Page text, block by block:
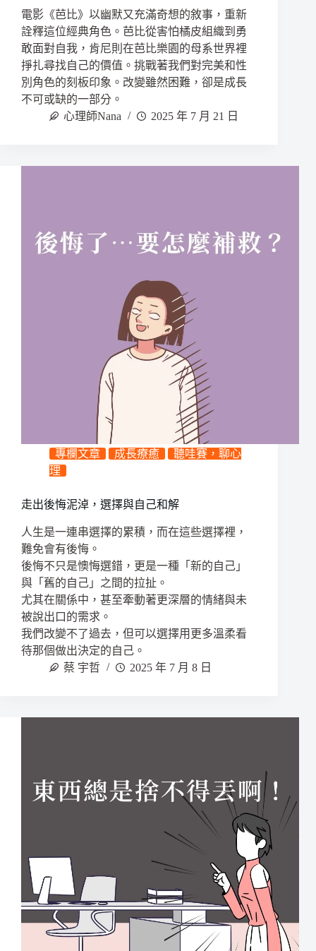
電影《芭比》以幽默又充滿奇想的敘事，重新
詮釋這位經典角色。芭比從害怕橘皮組織到勇
敢面對自我，肯尼則在芭比樂園的母系世界裡
掙扎尋找自己的價值。挑戰著我們對完美和性
別角色的刻板印象。改變雖然困難，卻是成長
不可或缺的一部分。
心理師Nana
2025 年 7 月 21 日
專欄文章 成長療癒
聽哇賽，聊心
理
走出後悔泥淖，選擇與自己和解
人生是一連串選擇的累積，而在這些選擇裡，
難免會有後悔。
後悔不只是懊悔選錯，更是一種「新的自己」
與「舊的自己」之間的拉扯。
尤其在關係中，甚至牽動著更深層的情緒與未
被說出口的需求。
我們改變不了過去，但可以選擇用更多溫柔看
待那個做出決定的自己。
蔡 宇哲
2025 年 7 月 8 日